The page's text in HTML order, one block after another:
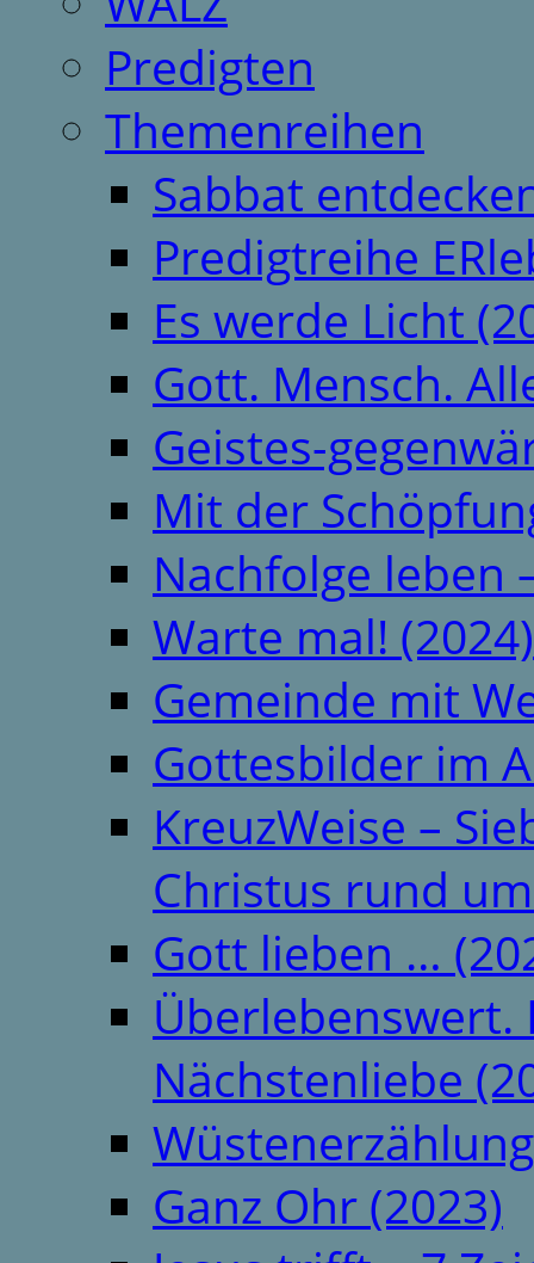
Predigten
Themenreihen
Sabbat
Predigtreihe
Es werde Licht
Gott. Mensch.
Geistes-
Mit der
Nachfolge leben
Warte mal! (2024)
Gemeinde mit
Gottesbilder im
KreuzWeise –
Christus rund
Gott lieben …
Überlebenswert.
Nächstenliebe
Ganz Ohr (2023)